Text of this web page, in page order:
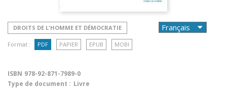
DROITS DE L'HOMME ET DÉMOCRATIE
Format : PDF PAPIER EPUB MOBI
ISBN 978-92-871-7989-0
Type de document : Livre